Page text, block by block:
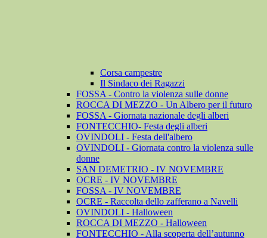
Corsa campestre
Il Sindaco dei Ragazzi
FOSSA - Contro la violenza sulle donne
ROCCA DI MEZZO - Un Albero per il futuro
FOSSA - Giornata nazionale degli alberi
FONTECCHIO- Festa degli alberi
OVINDOLI - Festa dell'albero
OVINDOLI - Giornata contro la violenza sulle
donne
SAN DEMETRIO - IV NOVEMBRE
OCRE - IV NOVEMBRE
FOSSA - IV NOVEMBRE
OCRE - Raccolta dello zafferano a Navelli
OVINDOLI - Halloween
ROCCA DI MEZZO - Halloween
FONTECCHIO - Alla scoperta dell’autunno